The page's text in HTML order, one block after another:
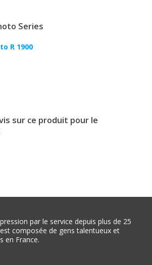
Series
R 1900
sur ce produit pour le
par le service depuis plus de 25
composée de gens talentueux et
en France.